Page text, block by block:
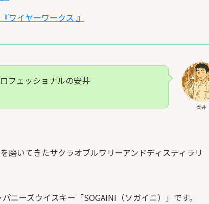
ワイヤーワークス 』
安井
フェッショナルの安井
磨いてきたサクラオブルワリーアンドディスティラリ
ニーズウイスキー「SOGAINI（ソガイニ）」です。